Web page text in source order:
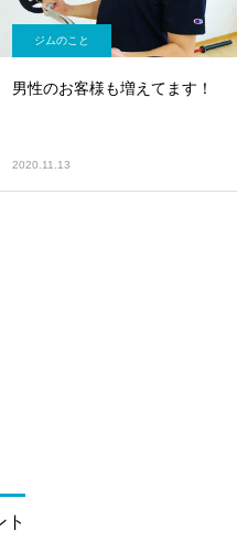
ジムのこと
男性のお客様も増えてます！
2020.11.13
ト